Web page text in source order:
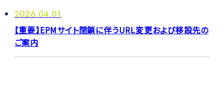
2026.04.01
【重要】EPMサイト閉鎖に伴うURL変更および移設先の
ご案内